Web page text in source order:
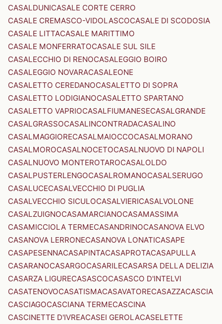
CASALDUNICASALE CORTE CERRO
CASALE CREMASCO-VIDOLASCOCASALE DI SCODOSIA
CASALE LITTACASALE MARITTIMO
CASALE MONFERRATOCASALE SUL SILE
CASALECCHIO DI RENOCASALEGGIO BOIRO
CASALEGGIO NOVARACASALEONE
CASALETTO CEREDANOCASALETTO DI SOPRA
CASALETTO LODIGIANOCASALETTO SPARTANO
CASALETTO VAPRIOCASALFIUMANESECASALGRANDE
CASALGRASSOCASALINCONTRADACASALINO
CASALMAGGIORECASALMAIOCCOCASALMORANO
CASALMOROCASALNOCETOCASALNUOVO DI NAPOLI
CASALNUOVO MONTEROTAROCASALOLDO
CASALPUSTERLENGOCASALROMANOCASALSERUGO
CASALUCECASALVECCHIO DI PUGLIA
CASALVECCHIO SICULOCASALVIERICASALVOLONE
CASALZUIGNOCASAMARCIANOCASAMASSIMA
CASAMICCIOLA TERMECASANDRINOCASANOVA ELVO
CASANOVA LERRONECASANOVA LONATICASAPE
CASAPESENNACASAPINTACASAPROTACASAPULLA
CASARANOCASARGOCASARILECASARSA DELLA DELIZIA
CASARZA LIGURECASASCOCASASCO D'INTELVI
CASATENOVOCASATISMACASAVATORECASAZZACASCIA
CASCIAGOCASCIANA TERMECASCINA
CASCINETTE D'IVREACASEI GEROLACASELETTE